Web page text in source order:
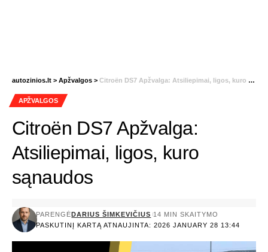
autozinios.lt > Apžvalgos > Citroën DS7 Apžvalga: Atsiliepimai, ligos, kuro sąnaudos
APŽVALGOS
Citroën DS7 Apžvalga:
Atsiliepimai, ligos, kuro
sąnaudos
PASKUTINĮ KARTĄ ATNAUJINTA: 2026 JANUARY 28 13:44
PARENGĖ DARIUS ŠIMKEVIČIUS 14 MIN SKAITYMO